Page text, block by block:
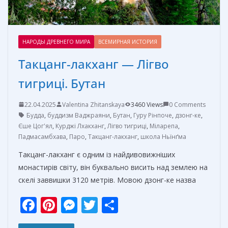
НАРОДЫ ДРЕВНЕГО МИРА ВСЕМИРНАЯ ИСТОРИЯ
Такцанг-лакханг — Лігво
тигриці. Бутан
22.04.2025 Valentina Zhitanskaya 3460 Views
0 Comments
Будда, буддизм Ваджраяни, Бутан, Гуру Рінпоче, дзонг-ке,
Єше Цог'ял, Курджі Лхакханг,Лігво тигриці, Міларепа,
Падмасамбхава, Паро, Такцанг-лакханг, школа Ньїнґма
Такцанг-лакханг є одним із найдивовижніших
монастирів світу, він буквально висить над землею на
скелі заввишки 3120 метрів. Мовою дзонг-ке назва
F
ac
Pi
nt
M T